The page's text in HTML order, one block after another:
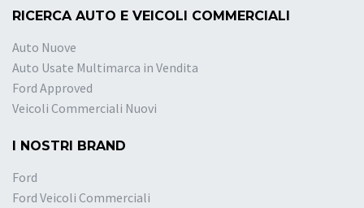
RICERCA AUTO E VEICOLI COMMERCIALI
Auto Nuove
Auto Usate Multimarca in Vendita
Ford Approved
Veicoli Commerciali Nuovi
I NOSTRI BRAND
Ford
Ford Veicoli Commerciali